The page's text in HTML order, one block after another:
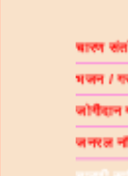
भजन /
जनरल
चारणी
नंबर